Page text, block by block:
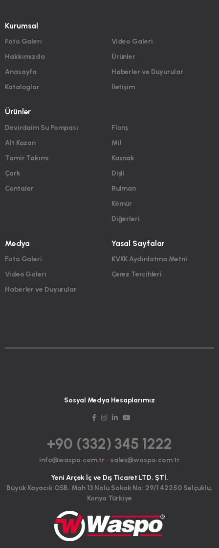
Kurumsal
Foto Galeri
Hakkımızda
Anasayfa
Kataloglar
Video Galeri
Ürünler
Haberler ve Duyurular
İletişim
Ürünler
Devirdaim Su Pompası
Alt Kazan
Tamir Takımı
Çark
Contalar
Flanş
Mil
Kasnak
Dişli
Rulman
Kömür
Diğerleri
Medya
Foto Galeri
Video Galeri
Haberler ve Duyurular
Yasal Sayfalar
KVKK Aydınlatma Metni
Çerez Tercihleri
Sosyal Medya Hesaplarımız
+90 (332) 345 1222
info@waspo.com.tr - sales@waspo.com.tr
Yeni Arçek İç ve Dış Ticaret LTD. ŞTİ.
Büyük Kayacık OSB. Mah 13 Nolu Sokak No: 29/1 42250 Selçuklu,
Konya Türkiye